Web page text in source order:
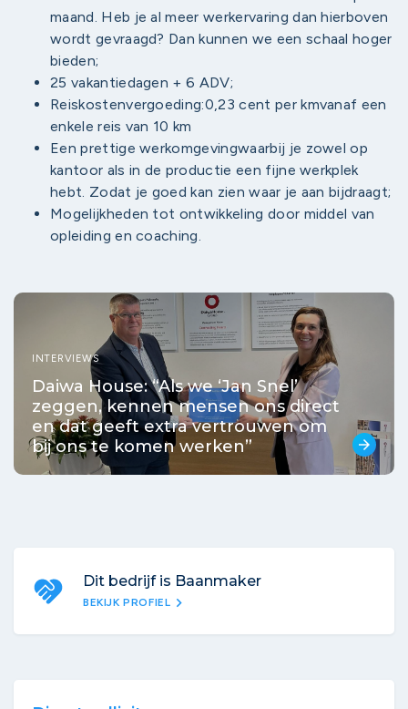
maand. Heb je al meer werkervaring dan hierboven
wordt gevraagd? Dan kunnen we een schaal hoger
bieden;
25 vakantiedagen + 6 ADV;
Reiskostenvergoeding:0,23 cent per kmvanaf een
enkele reis van 10 km
Een prettige werkomgevingwaarbij je zowel op
kantoor als in de productie een fijne werkplek
hebt. Zodat je goed kan zien waar je aan bijdraagt;
Mogelijkheden tot ontwikkeling door middel van
opleiding en coaching.
INTERVIEWS
Daiwa House: “Als we ‘Jan Snel’
zeggen, kennen mensen ons direct
en dat geeft extra vertrouwen om
bij ons te komen werken”
arrow_forward
Dit bedrijf is Baanmaker
BEKIJK PROFIEL chevron_right